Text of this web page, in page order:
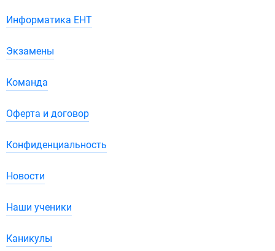
Информатика ЕНТ
Экзамены
Команда
Оферта и договор
Конфиденциальность
Новости
Наши ученики
Каникулы